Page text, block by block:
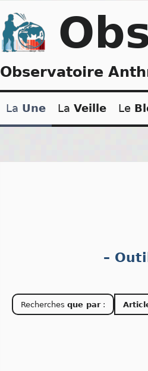
Observatoire
La Une La Veille Le
–
Recherches que par: